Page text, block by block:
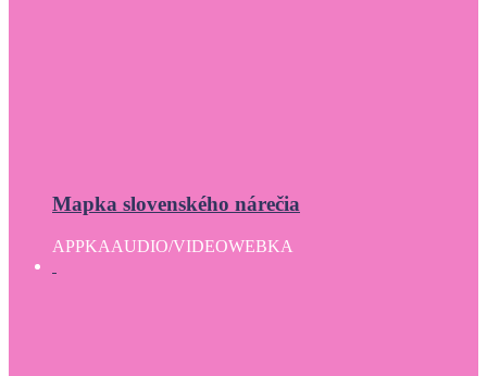
Mapka slovenského nárečia
APPKAAUDIO/VIDEOWEBKA